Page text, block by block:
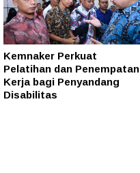
Kemnaker Perkuat
Pelatihan dan Penempatan
Kerja bagi Penyandang
Disabilitas